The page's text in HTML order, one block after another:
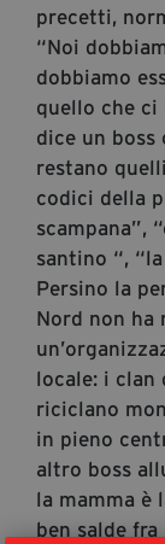
precetti,
“Noi
dobbiamo
quello che
dice un boss
restano
codici della
scampana”,
santino “,
Persino la
Nord non
locale: i clan
riciclano
in pieno
altro boss
la mamma è
ben salde